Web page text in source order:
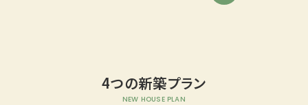
4つの新築プラン
NEW HOUSE PLAN